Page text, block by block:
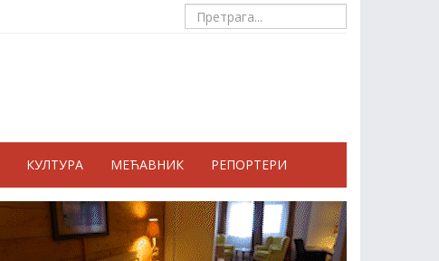
КУЛТУРА МЕЋАВНИК РЕПОРТЕРИ